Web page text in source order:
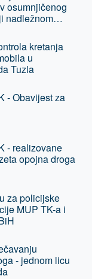
osumnjičenog
nadležnom
kretanja
u
Tuzla
- Obavijest za
- realizovane
opojna droga
za policijske
MUP TK-a i
- jednom licu